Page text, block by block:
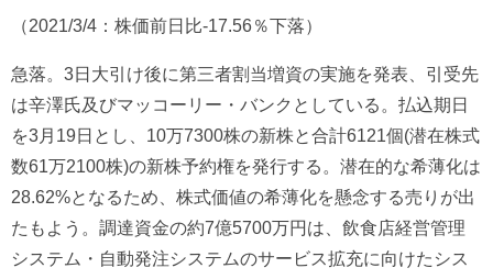
（2021/3/4：株価前日比-17.56％下落）
急落。3日大引け後に第三者割当増資の実施を発表、引受先
は辛澤氏及びマッコーリー・バンクとしている。払込期日
を3月19日とし、10万7300株の新株と合計6121個(潜在株式
数61万2100株)の新株予約権を発行する。潜在的な希薄化は
28.62%となるため、株式価値の希薄化を懸念する売りが出
たもよう。調達資金の約7億5700万円は、飲食店経営管理
システム・自動発注システムのサービス拡充に向けたシス